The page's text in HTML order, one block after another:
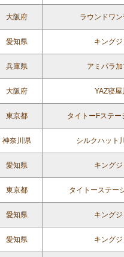
大阪府 ラウンドワ
愛知県 キングジ
兵庫県 アミパラ
大阪府 YAZ寝屋
東京都 タイトーFステー
神奈川県 シルクハット
愛知県 キングジ
東京都 タイトーステー
愛知県 キングジ
愛知県 キングジ